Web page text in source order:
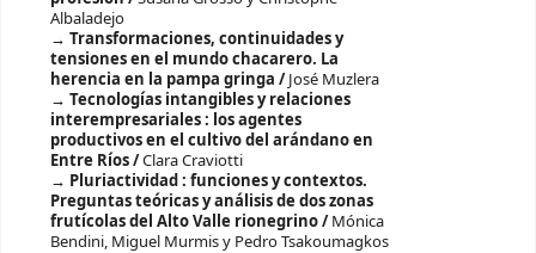
Albaladejo
Transformaciones, continuidades y
tensiones en el mundo chacarero. La
herencia en la pampa gringa /José Muzlera
Tecnologías intangibles y relaciones
interempresariales : los agentes
productivos en el cultivo del arándano en
Entre Ríos /Clara Craviotti
Pluriactividad : funciones y contextos.
Preguntas teóricas y análisis de dos zonas
frutícolas del Alto Valle rionegrino /Mónica
Bendini, Miguel Murmis y Pedro Tsakoumagkos